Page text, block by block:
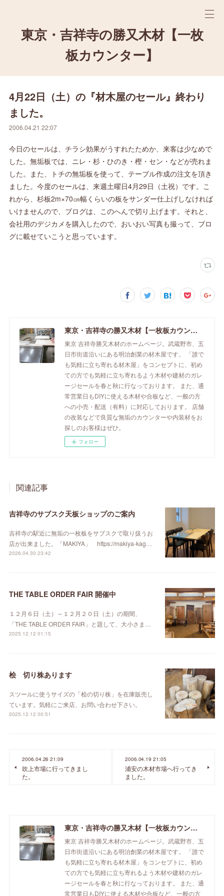
東京・吉祥寺の勝又木材【一枚
板カウンター】
4月22日（土）の『材木屋のセール』終わり
ました。
2006.04.21 22:07
今日のセールは、チラシ効果がうすれたためか、来客は少なめで
した。無垢板では、ニレ・杉・ひのき・樫・セン・などが売れま
した。また、トチの無垢板を使って、テーブル作成の注文を頂き
ました。今度のセールは、来週土曜日4月29日（土祝）です。こ
れから、杉板2m×70㎝幅くらいの板をサンダー仕上げしなければ
いけませんので、ブログは、このへんで切り上げます。それと、
会社用のデジカメを購入したので、おいおい写真も撮って、ブロ
グに載せていこうと思っています。
東京・吉祥寺の勝又木材【一枚板カウンター】
東京 吉祥寺勝又木材のホームページ。武蔵野市、五
日市街道沿いにある明治創業の材木屋です。 「誰で
も気軽に立ち寄れる材木屋」をコンセプトに、初め
ての方でも気軽に立ち寄れるよう木材や建材のガレ
ージセールを春と秋に行なっております。 また、通
常営業日もDIYに使える木材や合板など、一般の方
への小売・配送（有料）に対応しております。 店舗
の改装などで良質な無垢のカウンターや内装材をお
探しのお客様はぜひ。
フォロー
関連記事
吉祥寺のサブスク天板ショップのご案内
吉祥寺の駅近に無垢の一枚板をサブスクで取り扱うお
店が出来ました。「MAKIYA」 https://makiya-kag…
2026.04.30 23:42
THE TABLE ORDER FAIR 開催中
１２月６日（土）～１２月２０日（土）の期間、
「THE TABLE ORDER FAIR」と題して、大小さま…
2025.12.12 01:15
桧 切り株あります
スツールに使うサイズの「桧の切り株」を在庫販売し
ています。気軽にご来店、お問い合わせ下さい。
2025.12.12 00:51
2006.04.26 21:09
吹上市場に行ってきまし
た。
2006.04.19 21:05
浦安の木材市場へ行ってき
ました。
東京・吉祥寺の勝又木材【一枚板カウンター】
東京 吉祥寺勝又木材のホームページ。武蔵野市、五
日市街道沿いにある明治創業の材木屋です。 「誰で
も気軽に立ち寄れる材木屋」をコンセプトに、初め
ての方でも気軽に立ち寄れるよう木材や建材のガレ
ージセールを春と秋に行なっております。 また、通
常営業日もDIYに使える木材や合板など、一般の方